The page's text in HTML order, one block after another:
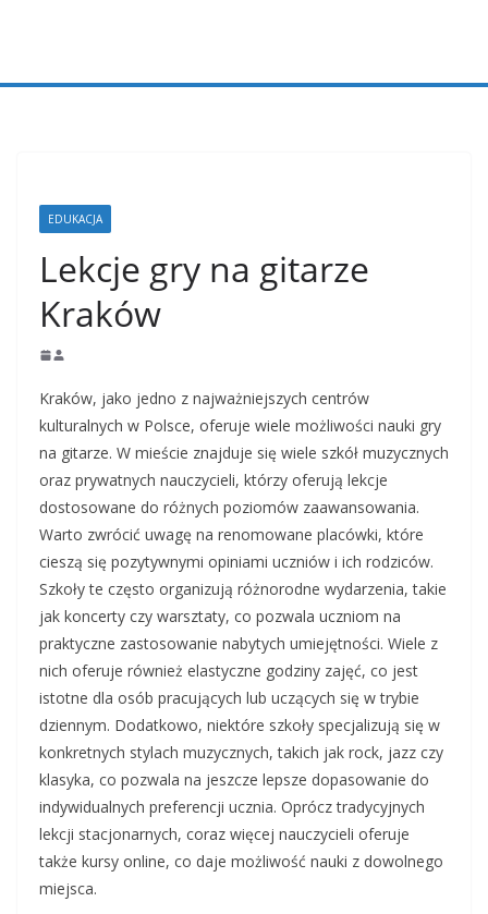
EDUKACJA
Lekcje gry na gitarze
Kraków
Kraków, jako jedno z najważniejszych centrów
kulturalnych w Polsce, oferuje wiele możliwości nauki gry
na gitarze. W mieście znajduje się wiele szkół muzycznych
oraz prywatnych nauczycieli, którzy oferują lekcje
dostosowane do różnych poziomów zaawansowania.
Warto zwrócić uwagę na renomowane placówki, które
cieszą się pozytywnymi opiniami uczniów i ich rodziców.
Szkoły te często organizują różnorodne wydarzenia, takie
jak koncerty czy warsztaty, co pozwala uczniom na
praktyczne zastosowanie nabytych umiejętności. Wiele z
nich oferuje również elastyczne godziny zajęć, co jest
istotne dla osób pracujących lub uczących się w trybie
dziennym. Dodatkowo, niektóre szkoły specjalizują się w
konkretnych stylach muzycznych, takich jak rock, jazz czy
klasyka, co pozwala na jeszcze lepsze dopasowanie do
indywidualnych preferencji ucznia. Oprócz tradycyjnych
lekcji stacjonarnych, coraz więcej nauczycieli oferuje
także kursy online, co daje możliwość nauki z dowolnego
miejsca.